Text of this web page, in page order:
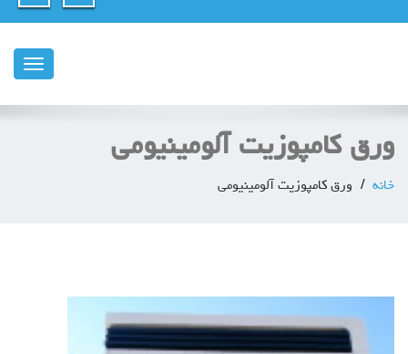
ناوبری
ورق کامپوزیت آلومینیومی
خانه ورق کامپوزیت آلومینیومی